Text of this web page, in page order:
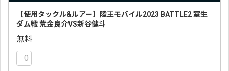
【使用タックル&ルアー】陸王モバイル2023 BATTLE2 室生
ダム戦 荒金良介VS新谷健斗
無料
0